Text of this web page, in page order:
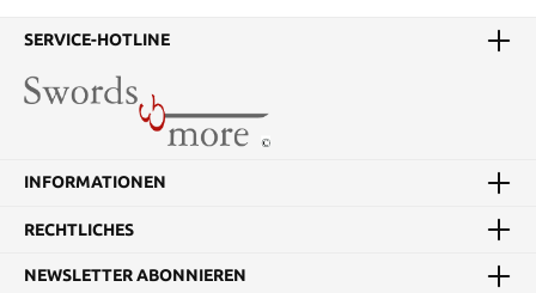
SERVICE-HOTLINE
INFORMATIONEN
RECHTLICHES
NEWSLETTER ABONNIEREN